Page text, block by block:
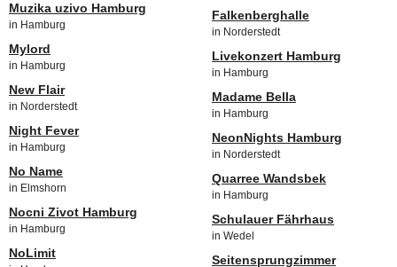
Muzika uzivo Hamburg
in Hamburg
Mylord
in Hamburg
New Flair
in Norderstedt
Night Fever
in Hamburg
No Name
in Elmshorn
Nocni Zivot Hamburg
in Hamburg
NoLimit
Falkenberghalle
in Norderstedt
Livekonzert Hamburg
in Hamburg
Madame Bella
in Hamburg
NeonNights Hamburg
in Norderstedt
Quarree Wandsbek
in Hamburg
Schulauer Fährhaus
in Wedel
Seitensprungzimmer